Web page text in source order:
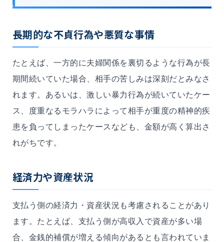
長期的な不貞行為や悪質な事情
たとえば、一方的に夫婦関係を裏切るような行為が長
期間続いていた場合、相手の苦しみは深刻だとみなさ
れます。あるいは、激しい暴力行為が続いていたケー
ス、度重なるモラハラによって相手が重度の精神的疾
患を負ってしまったケースなども、金額が高く算出さ
れがちです。
経済力や資産状況
支払う側の経済力・資産状況も考慮されることがあり
ます。たとえば、支払う側が高収入で資産が多い場
合、金銭的補償が増える傾向があるとも言われていま